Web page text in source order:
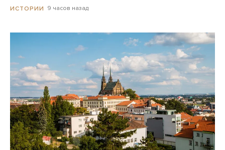
ИСТОРИИ 9 часов назад